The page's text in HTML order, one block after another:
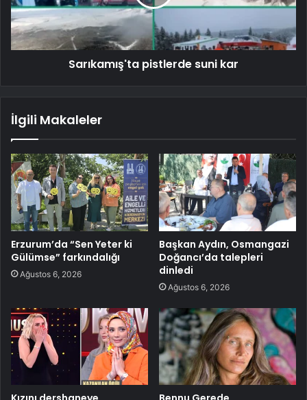
Sarıkamış'ta pistlerde suni kar
İlgili Makaleler
Erzurum’da “Sen Yeter ki
Gülümse” farkındalığı
Ağustos 6, 2026
Başkan Aydın, Osmangazi
Doğancı’da talepleri
dinledi
Ağustos 6, 2026